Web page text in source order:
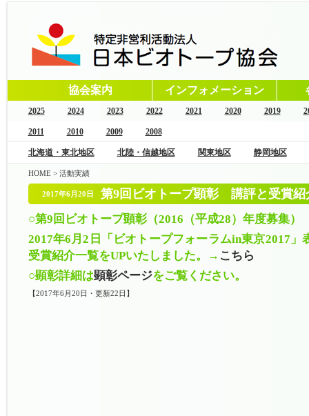
協会案内 インフォメーション
2025 2024 2023 2022 2021 2020 2019
2011 2010 2009 2008
北海道・東北地区 北陸・信越地区 関東地区 静岡地区
HOME> 活動実績
2017年6月20日 第9回ビオトープ顕彰 講評と受賞紹
○第9回ビオトープ顕彰（2016（平成28）年度募集）
2017年6月2日「ビオトープフォーラムin東京2017
受賞紹介一覧をUPいたしました。→ こちら
○顕彰詳細は顕彰ページをご覧ください。
【2017年6月20日・更新22日】